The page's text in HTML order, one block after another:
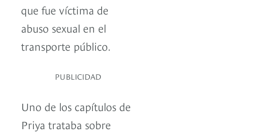
que fue víctima de
abuso sexual en el
transporte público.
PUBLICIDAD
Uno de los capítulos de
Priya trataba sobre